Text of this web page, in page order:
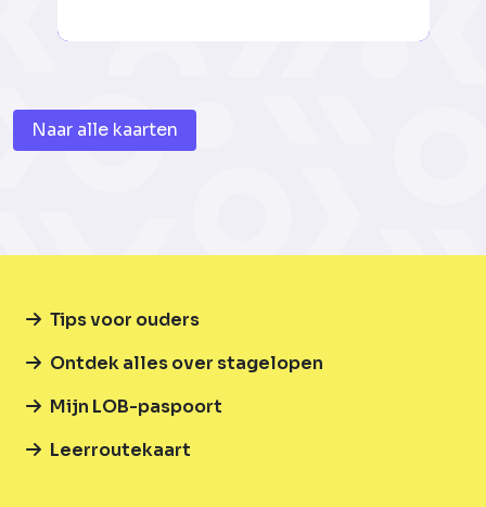
Naar alle kaarten
Tips voor ouders
Ontdek alles over stagelopen
Mijn LOB-paspoort
Leerroutekaart